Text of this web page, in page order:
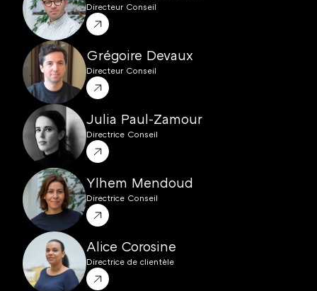
Directeur Conseil
Grégoire Devaux
Directeur Conseil
Julia Paul-Zamour
Directrice Conseil
Ylhem Mendoud
Directrice Conseil
Alice Corosine
Directrice de clientèle